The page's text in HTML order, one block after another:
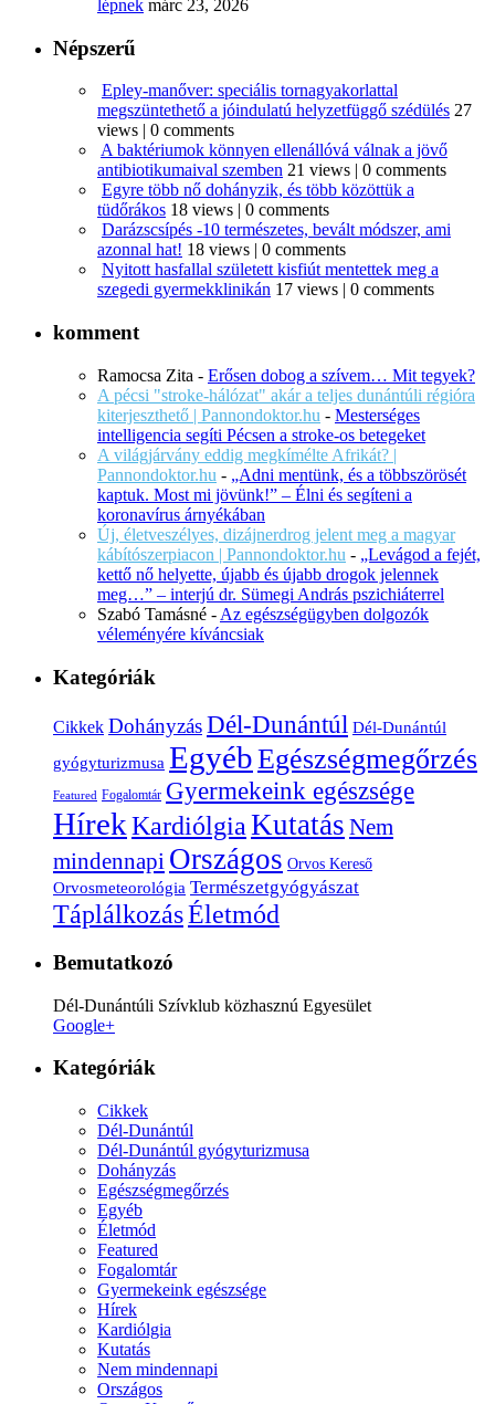
lépnek márc 23, 2026
Népszerű
Epley-manőver: speciális tornagyakorlattal
megszüntethető a jóindulatú helyzetfüggő szédülés 27
views | 0 comments
A baktériumok könnyen ellenállóvá válnak a jövő
antibiotikumaival szemben 21 views | 0 comments
Egyre több nő dohányzik, és több közöttük a
tüdőrákos 18 views | 0 comments
Darázscsípés -10 természetes, bevált módszer, ami
azonnal hat! 18 views | 0 comments
Nyitott hasfallal született kisfiút mentettek meg a
szegedi gyermekklinikán 17 views | 0 comments
komment
Ramocsa Zita - Erősen dobog a szívem… Mit tegyek?
A pécsi "stroke-hálózat" akár a teljes dunántúli régióra
kiterjeszthető | Pannondoktor.hu - Mesterséges
intelligencia segíti Pécsen a stroke-os betegeket
A világjárvány eddig megkímélte Afrikát? |
Pannondoktor.hu - „Adni mentünk, és a többszörösét
kaptuk. Most mi jövünk!” – Élni és segíteni a
koronavírus árnyékában
Új, életveszélyes, dizájnerdrog jelent meg a magyar
kábítószerpiacon | Pannondoktor.hu - „Levágod a fejét,
kettő nő helyette, újabb és újabb drogok jelennek
meg…” – interjú dr. Sümegi András pszichiáterrel
Szabó Tamásné - Az egészségügyben dolgozók
véleményére kíváncsiak
Kategóriák
Cikkek DohányzásDél-Dunántúl Dél-Dunántúl
gyógyturizmusa EgyébEgészségmegőrzés
Featured Fogalomtár Gyermekeink egészsége
HírekKardiólgiaKutatás Nem
mindennapi Országos Orvos Kereső
Orvosmeteorológia Természetgyógyászat
TáplálkozásÉletmód
Bemutatkozó
Dél-Dunántúli Szívklub közhasznú Egyesület
Google+
Kategóriák
Cikkek
Dél-Dunántúl
Dél-Dunántúl gyógyturizmusa
Dohányzás
Egészségmegőrzés
Egyéb
Életmód
Featured
Fogalomtár
Gyermekeink egészsége
Hírek
Kardiólgia
Kutatás
Nem mindennapi
Országos